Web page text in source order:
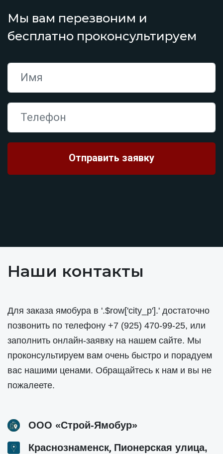
Мы вам перезвоним и
бесплатно проконсультируем
Наши контакты
Для заказа ямобура в '.$row['city_p'].' достаточно
позвонить по телефону +7 (925) 470-99-25, или
заполнить онлайн-заявку на нашем сайте. Мы
проконсультируем вам очень быстро и порадуем
вас нашими ценами. Обращайтесь к нам и вы не
пожалеете.
ООО «Строй-Ямобур»
Краснознаменск, Пионерская улица,